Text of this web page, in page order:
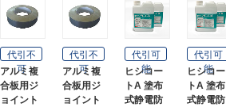
代引不
可
アルミ複
合板用ジ
ョイント
代引不
可
アルミ複
合板用ジ
ョイント
代引可
能
ヒシコー
トA 塗布
式静電防
代引可
能
ヒシコー
トA 塗布
式静電防